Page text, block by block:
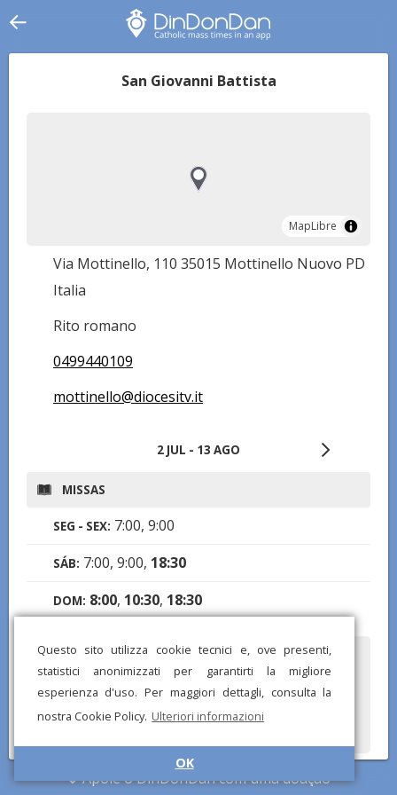
Questo sito utilizza cookie tecnici e, ove presenti,
statistici anonimizzati per garantirti la migliore
esperienza d'uso. Per maggiori dettagli, consulta la
nostra Cookie Policy. Ulteriori informazioni
OK
San Giovanni Battista
MapLibre
MapLibre
Via Mottinello, 110 35015 Mottinello Nuovo PD
Italia
Rito romano
0499440109
mottinello@diocesitv.it
2 JUL - 13 AGO
MISSAS
SEG - SEX: 7:00, 9:00
SÁB: 7:00, 9:00, 18:30
DOM: 8:00, 10:30, 18:30
Notou alguma informação errada ou ausente? Envie-nos um
relatório e corrigiremos o mais rápido possível!
© DinDonDan App 2026 –Política de privacidade–Adicionar ao seu
Apoie o DinDonDan com uma doação